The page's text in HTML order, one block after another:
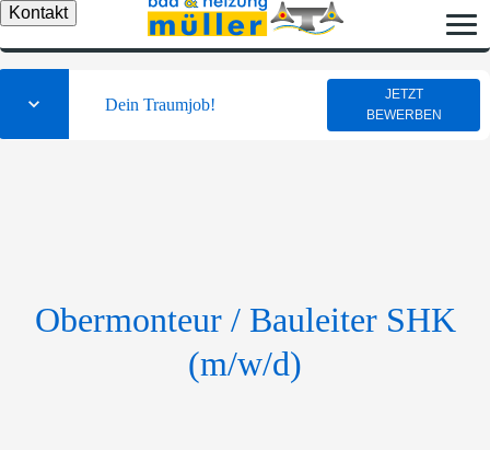
Kontakt
Dein Traumjob!
JETZT
BEWERBEN
Obermonteur / Bauleiter SHK
(m/w/d)